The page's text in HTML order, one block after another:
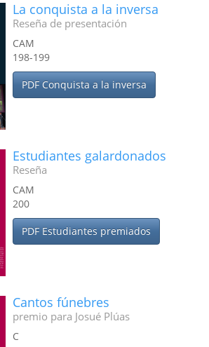
La conquista a la inversa
Reseña de presentación
CAM
198-199
PDF Conquista a la inversa
Estudiantes galardonados
Reseña
CAM
200
PDF Estudiantes premiados
Cantos fúnebres
premio para Josué Plúas
C